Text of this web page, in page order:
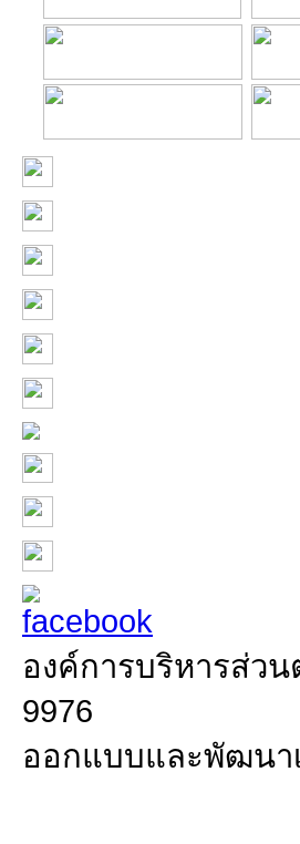
องค์การบริหารส่ว
9976
ออกแบบและพัฒนา